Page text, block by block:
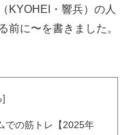
KYOHEI・響兵）の人
前に〜を書きました。
での筋トレ【2025年